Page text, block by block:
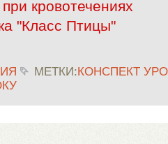
кровотечениях
"Класс Птицы"
МЕТКИ:КОНСПЕКТ